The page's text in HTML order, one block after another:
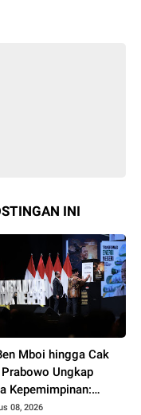
INI
Mboi hingga Cak
Prabowo Ungkap
Kepemimpinan:
Cintai Rakyat &
08, 2026